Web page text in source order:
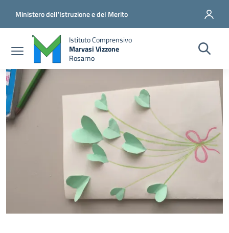
Ministero dell'Istruzione e del Merito
Istituto Comprensivo
Marvasi Vizzone
Rosarno